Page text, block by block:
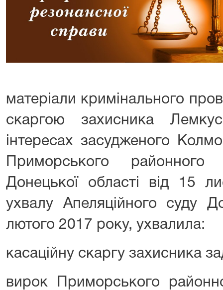
матеріали кримінального
скаргою захисника
інтересах засудженого
Приморського
Донецької області від 15
ухвалу Апеляційного суду
лютого 2017 року, ухвалила:
касаційну скаргу захисника
вирок Приморського